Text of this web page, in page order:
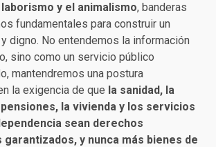
y el animalismo, banderas
fundamentales para construir un
digno. No entendemos la información
sino como un servicio público
mantendremos una postura
la exigencia de que la sanidad, la
la vivienda y los servicios
sean derechos
y nunca más bienes de